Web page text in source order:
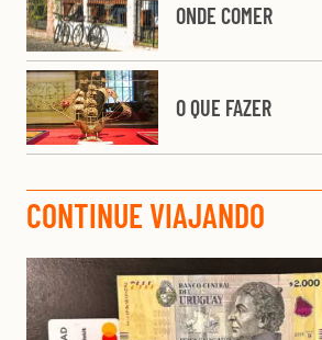
ONDE COMER
O QUE FAZER
CONTINUE VIAJANDO